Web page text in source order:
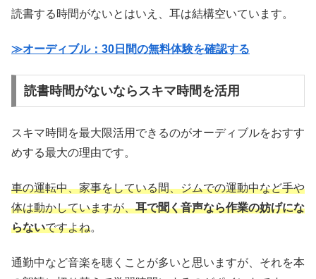
読書する時間がないとはいえ、耳は結構空いています。
≫オーディブル：30日間の無料体験を確認する
読書時間がないならスキマ時間を活用
スキマ時間を最大限活用できるのがオーディブルをおすす
めする最大の理由です。
車の運転中、家事をしている間、ジムでの運動中など手や
体は動かしていますが、耳で聞く音声なら作業の妨げにな
らないですよね。
通勤中など音楽を聴くことが多いと思いますが、それを本